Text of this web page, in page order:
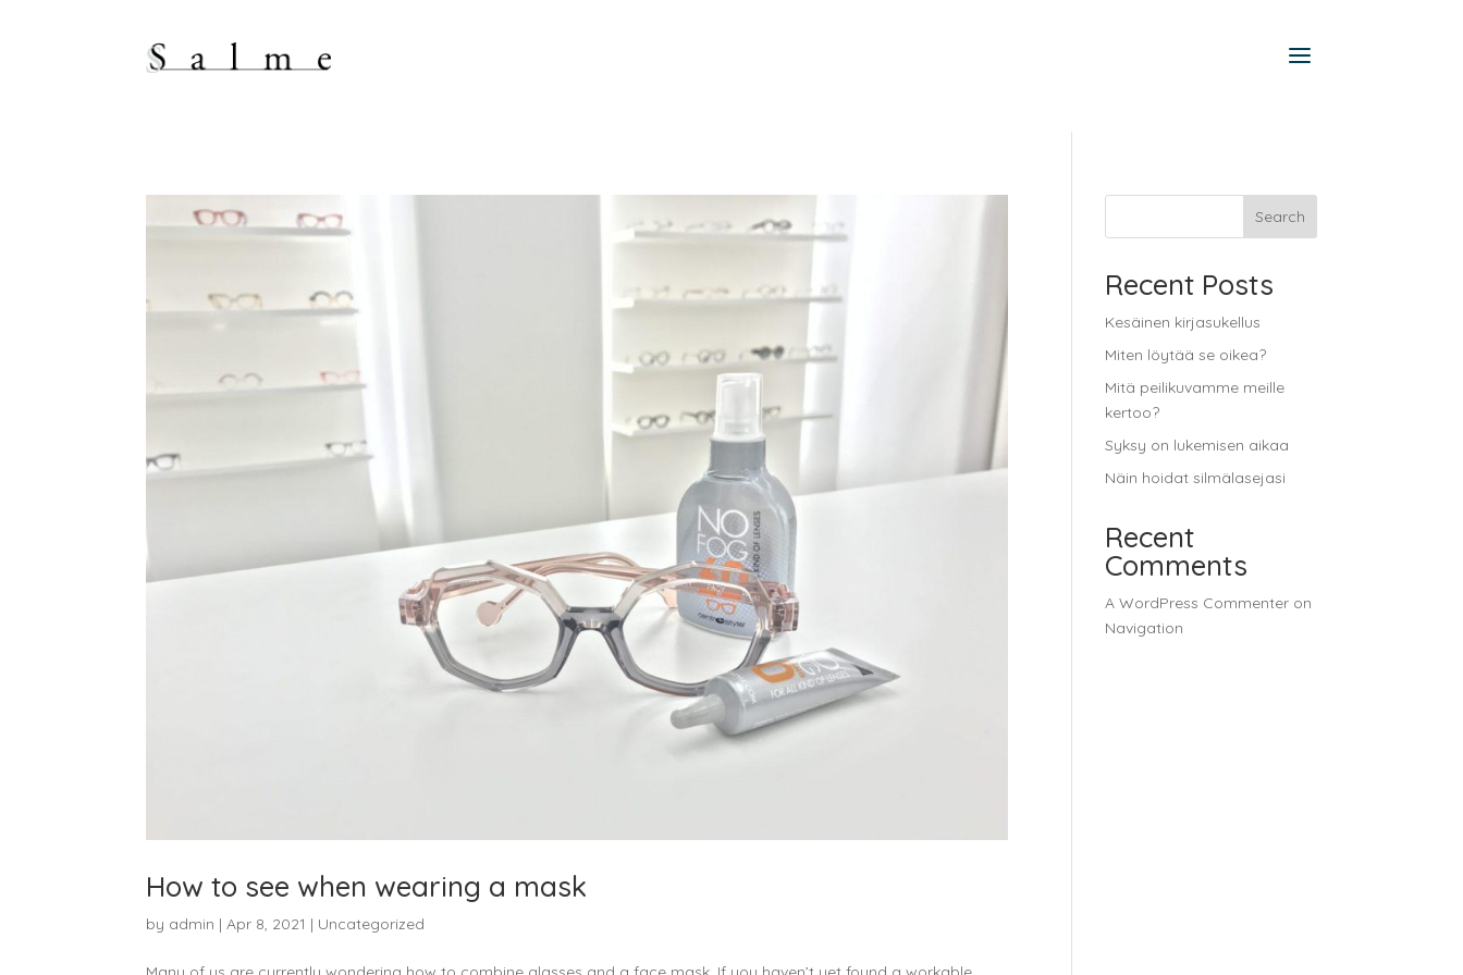
How to see when wearing a mask
by admin |Apr 8, 2021 | Uncategorized
Search
Recent Posts
Kesäinen kirjasukellus
Miten löytää se oikea?
Mitä peilikuvamme meille
kertoo?
Syksy on lukemisen aikaa
Näin hoidat silmälasejasi
Recent
Comments
A WordPress Commenter on
Navigation